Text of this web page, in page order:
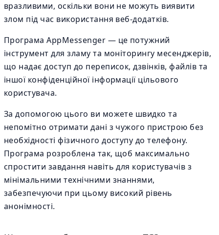
вразливими, оскільки вони не можуть виявити
злом під час використання веб-додатків.
Програма AppMessenger — це потужний
інструмент для зламу та моніторингу месенджерів,
що надає доступ до переписок, дзвінків, файлів та
іншої конфіденційної інформації цільового
користувача.
За допомогою цього ви можете швидко та
непомітно отримати дані з чужого пристрою без
необхідності фізичного доступу до телефону.
Програма розроблена так, щоб максимально
спростити завдання навіть для користувачів з
мінімальними технічними знаннями,
забезпечуючи при цьому високий рівень
анонімності.